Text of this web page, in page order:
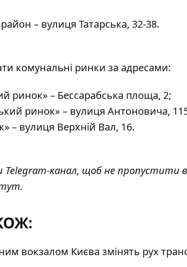
– вулиця Татарська, 32-38.
комунальні ринки за адресами:
ринок» – Бессарабська площа, 2;
ринок» – вулиця Антоновича,
– вулиця Верхній Вал, 16.
Telegram-канал, щоб не пропустити
.
вокзалом Києва змінять рух